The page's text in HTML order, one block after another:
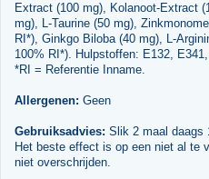
Extract (100 mg), Kolanoot-Extract
mg), L-Taurine (50 mg),
RI*), Ginkgo Biloba (40 mg), L-
100% RI*). Hulpstoffen: E132,
*RI = Referentie Inname.
Allergenen: Geen
Gebruiksadvies: Slik 2 maal daags
Het beste effect is op een niet al te
niet overschrijden.